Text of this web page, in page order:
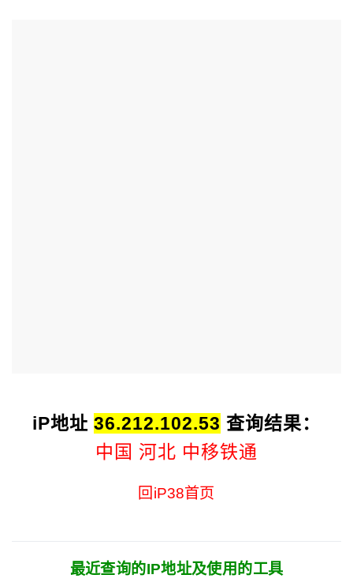
iP地址 36.212.102.53 查询结果：
中国 河北 中移铁通
回iP38首页
最近查询的IP地址及使用的工具